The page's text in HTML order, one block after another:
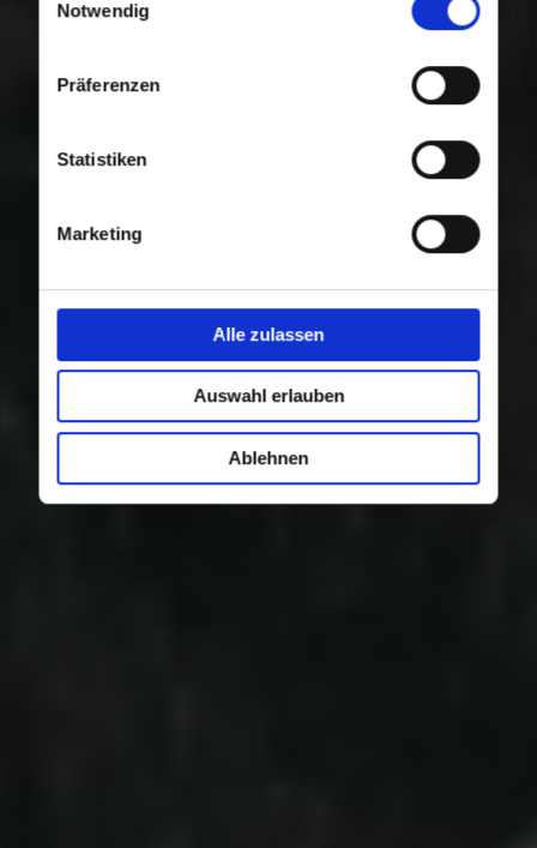
Nutzung der Dienste gesammelt haben.
Notwendig
Präferenzen
Statistiken
Marketing
Alle zulassen
Auswahl erlauben
Ablehnen